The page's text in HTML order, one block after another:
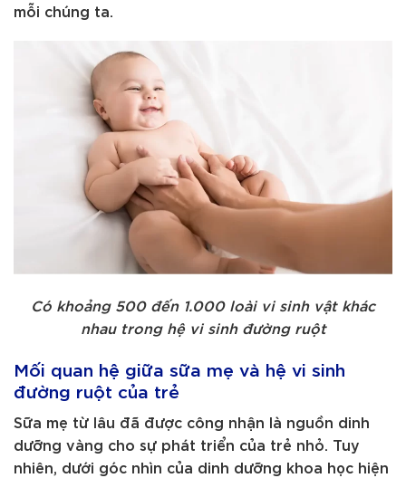
mỗi chúng ta.
Có khoảng 500 đến 1.000 loài vi sinh vật khác
nhau trong hệ vi sinh đường ruột
Mối quan hệ giữa sữa mẹ và hệ vi sinh
đường ruột của trẻ
Sữa mẹ từ lâu đã được công nhận là nguồn dinh
dưỡng vàng cho sự phát triển của trẻ nhỏ. Tuy
nhiên, dưới góc nhìn của dinh dưỡng khoa học hiện